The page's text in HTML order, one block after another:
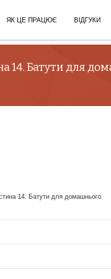
ЯК ЦЕ ПРАЦЮЄ ВІДГУКИ
14. Батути для
14. Батути для домашнього